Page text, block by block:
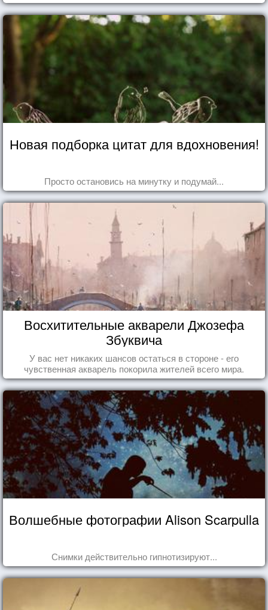
Новая подборка цитат для вдохновения!
Просто остановись на минутку и подумай...
Восхитительные акварели Джозефа
Збуквича
У вас нет никаких шансов остаться в стороне - его
чувственная акварель покорила жителей всего мира.
Волшебные фотографии Alison Scarpulla
Снимки действительно гипнотизируют...